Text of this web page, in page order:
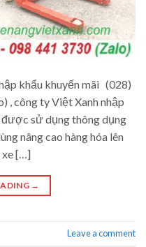
khẩu khuyến mãi (028)
, công ty Việt Xanh nhập
sử dụng thông dụng
nâng cao hàng hóa lên
xe […]
→
Leave a comment